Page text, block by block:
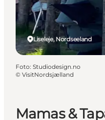
Mamas &
Liseleje, Nordseeland
Foto: Studiodesign.no
© VisitNordsjælland